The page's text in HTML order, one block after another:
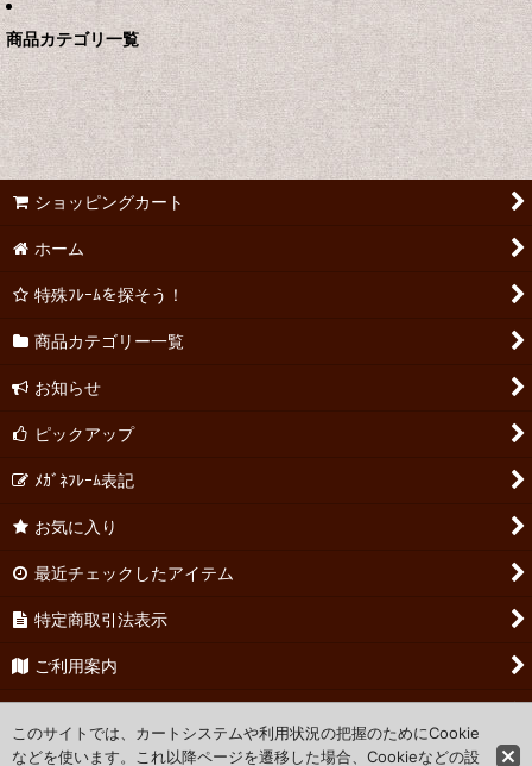
商品カテゴリ一覧
ショッピングカート
ホーム
特殊ﾌﾚｰﾑを探そう！
商品カテゴリー一覧
お知らせ
ピックアップ
ﾒｶﾞﾈﾌﾚｰﾑ表記
お気に入り
最近チェックしたアイテム
特定商取引法表示
ご利用案内
このサイトでは、カートシステムや利用状況の把握のためにCookie
などを使います。これ以降ページを遷移した場合、Cookieなどの設